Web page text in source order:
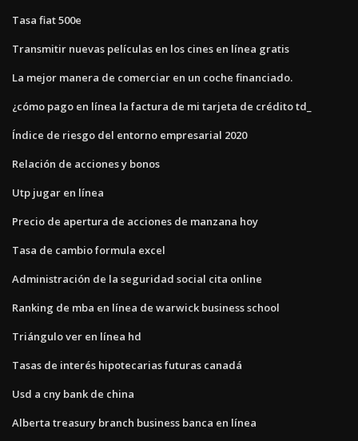
Tasa fiat 500e
Transmitir nuevas películas en los cines en línea gratis
La mejor manera de comerciar en un coche financiado.
¿cómo pago en línea la factura de mi tarjeta de crédito td_
Índice de riesgo del entorno empresarial 2020
Relación de acciones y bonos
Utp jugar en línea
Precio de apertura de acciones de manzana hoy
Tasa de cambio formula excel
Administración de la seguridad social cita online
Ranking de mba en línea de warwick business school
Triángulo ver en línea hd
Tasas de interés hipotecarias futuras canadá
Usd a cny bank de china
Alberta treasury branch business banca en línea